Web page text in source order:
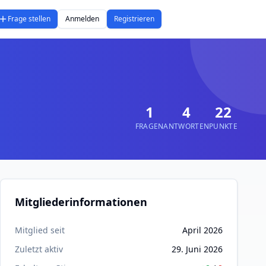
Frage stellen Anmelden Registrieren
1
FRAGEN
4
ANTWORTEN
22
PUNKTE
Mitgliederinformationen
Mitglied seit
April 2026
Zuletzt aktiv
29. Juni 2026